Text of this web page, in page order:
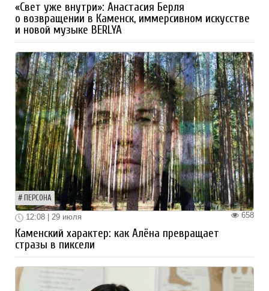
«Свет уже внутри»: Анастасия Берля
о возвращении в Каменск, иммерсивном искусстве
и новой музыке BERLYA
ПЕРСОНА
658
12:08 | 29 июля
Каменский характер: как Алёна превращает
стразы в пиксели